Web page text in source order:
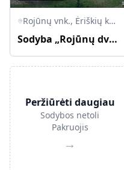
Rojūnų vnk., Ėriškių km., Upytės seniūnija, Panevėžio raj.
Sodyba „Rojūnų dvaras“
Peržiūrėti daugiau
Sodybos netoli
Pakruojis
→